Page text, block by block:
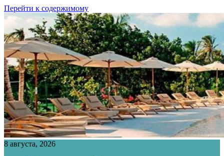
Перейти к содержимому
8 августа, 2026